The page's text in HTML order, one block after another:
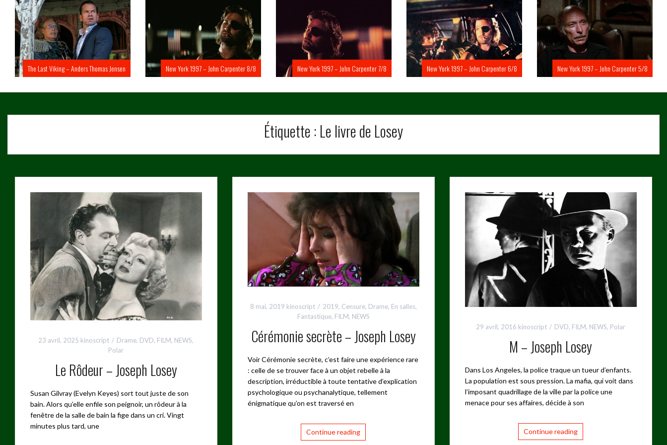
The Last Viking – Anders Thomas Jensen New York 1997 – John Carpenter 8/8 New York 1997 – John Carpenter 7/8 New York 1997 – John Carpenter 6/8 New York 1997 – John Carpenter 5/8
Étiquette : Le livre de Losey
23 avril, 2025 kinoscript Drame, DVD, FILM, NEWS,
Polar
Le Rôdeur – Joseph Losey
Susan Gilvray (Evelyn Keyes) sort tout juste de son
bain. Alors qu’elle enfile son peignoir, un rôdeur à la
fenêtre de la salle de bain la fige dans un cri. Vingt
minutes plus tard, une
8 mai, 2019 kinoscript 2019, Censure, Drame, En salles,
Fantastique, FILM, NEWS
Cérémonie secrète – Joseph Losey
Voir Cérémonie secrète, c’est faire une expérience rare
: celle de se trouver face à un objet rebelle à la
description, irréductible à toute tentative d’explication
psychologique ou psychanalytique, tellement
énigmatique qu’on est traversé en
Continue reading
29 avril, 2016 kinoscript DVD, FILM, NEWS, Polar
M – Joseph Losey
Dans Los Angeles, la police traque un tueur d’enfants.
La population est sous pression. La mafia, qui voit dans
l’imposant quadrillage de la ville par la police une
menace pour ses affaires, décide à son
Continue reading